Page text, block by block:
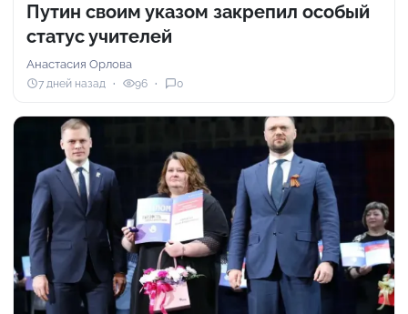
Путин своим указом закрепил особый
статус учителей
Анастасия Орлова
7 дней назад 96 0